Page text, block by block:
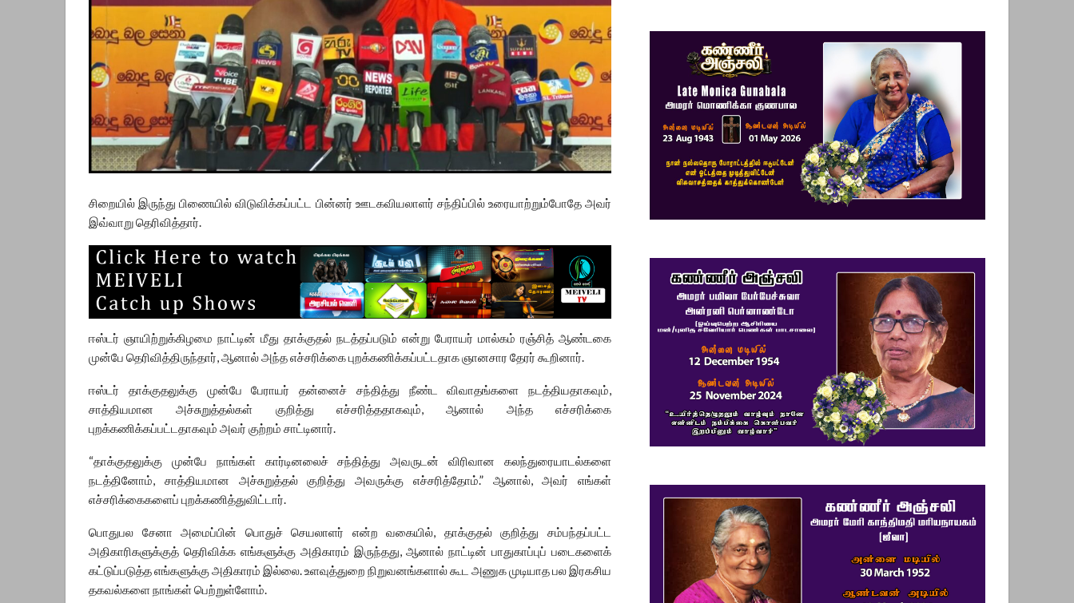
சிறையில் இருந்து பிணையில் விடுவிக்கப்பட்ட பின்னர் ஊடகவியலாளர் சந்திப்பில் உரையாற்றும்போதே அவர்
இவ்வாறு தெரிவித்தார்.
ஈஸ்டர் ஞாயிற்றுக்கிழமை நாட்டின் மீது தாக்குதல் நடத்தப்படும் என்று பேராயர் மால்கம் ரஞ்சித் ஆண்டகை
முன்பே தெரிவித்திருந்தார், ஆனால் அந்த எச்சரிக்கை புறக்கணிக்கப்பட்டதாக ஞானசார தேரர் கூறினார்.
ஈஸ்டர் தாக்குதலுக்கு முன்பே பேராயர் தன்னைச் சந்தித்து நீண்ட விவாதங்களை நடத்தியதாகவும்,
சாத்தியமான அச்சுறுத்தல்கள் குறித்து எச்சரித்ததாகவும், ஆனால் அந்த எச்சரிக்கை
புறக்கணிக்கப்பட்டதாகவும் அவர் குற்றம் சாட்டினார்.
“தாக்குதலுக்கு முன்பே நாங்கள் கார்டினலைச் சந்தித்து அவருடன் விரிவான கலந்துரையாடல்களை
நடத்தினோம், சாத்தியமான அச்சுறுத்தல் குறித்து அவருக்கு எச்சரித்தோம்.” ஆனால், அவர் எங்கள்
எச்சரிக்கைகளைப் புறக்கணித்துவிட்டார்.
பொதுபல சேனா அமைப்பின் பொதுச் செயலாளர் என்ற வகையில், தாக்குதல் குறித்து சம்பந்தப்பட்ட
அதிகாரிகளுக்குத் தெரிவிக்க எங்களுக்கு அதிகாரம் இருந்தது, ஆனால் நாட்டின் பாதுகாப்புப் படைகளைக்
கட்டுப்படுத்த எங்களுக்கு அதிகாரம் இல்லை. உளவுத்துறை நிறுவனங்களால் கூட அணுக முடியாத பல இரகசிய
தகவல்களை நாங்கள் பெற்றுள்ளோம்.